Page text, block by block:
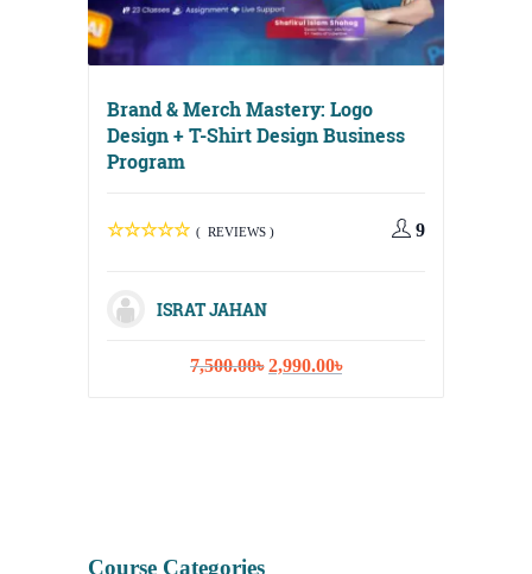
Brand & Merch Mastery: Logo
Design + T-Shirt Design Business
Program
( REVIEWS ) 9
ISRAT JAHAN
7,500.00৳ Original
2,990.00৳Current
Course Categories